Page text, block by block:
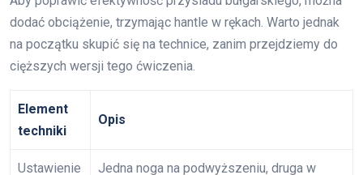
dodać obciążenie, trzymając hantle w rękach. Warto jednak
na początku skupić się na technice, zanim przejdziemy do
cięższych wersji tego ćwiczenia.
Element
techniki
Opis
Ustawienie
Jedna noga na podwyższeniu, druga w